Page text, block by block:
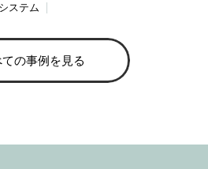
ステム
の事例を見る